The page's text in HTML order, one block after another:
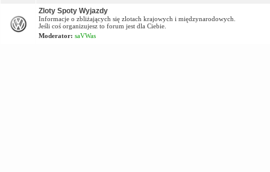
Zloty Spoty Wyjazdy
Informacje o zbliżających się zlotach krajowych i międzynarodowych.
Jeśli coś organizujesz to forum jest dla Ciebie.
Moderator: saVWas